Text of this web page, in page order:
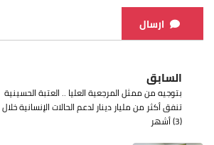
ارسال
السابق
بتوجيه من ممثل المرجعية العليا .. العتبة الحسينية
تنفق أكثر من مليار دينار لدعم الحالات الإنسانية خلال
(3) أشهر